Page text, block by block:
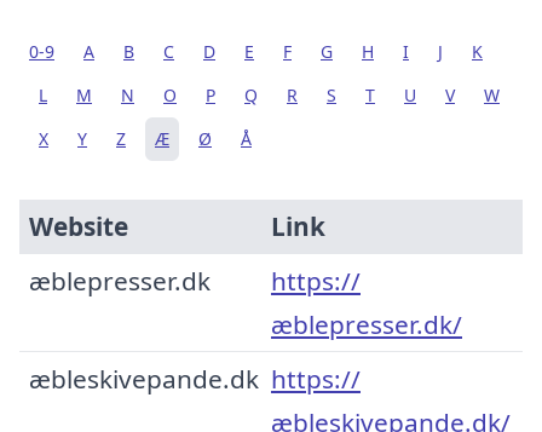
0-9 A B C D E F G H I J
K
L
M N O P Q R S T U V
W
X
Y Z Æ Ø Å
Website
Link
æblepresser.dk
https://
æblepresser.dk/
æbleskivepande.dk https://
æbleskivepande.dk/